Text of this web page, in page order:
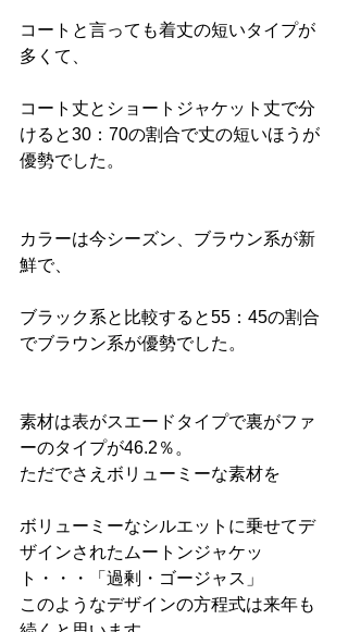
コートと言っても着丈の短いタイプが
多くて、
コート丈とショートジャケット丈で分
けると30：70の割合で丈の短いほうが
優勢でした。
カラーは今シーズン、ブラウン系が新
鮮で、
ブラック系と比較すると55：45の割合
でブラウン系が優勢でした。
素材は表がスエードタイプで裏がファ
ーのタイプが46.2％。
ただでさえボリューミーな素材を
ボリューミーなシルエットに乗せてデ
ザインされたムートンジャケッ
ト・・・「過剰・ゴージャス」
このようなデザインの方程式は来年も